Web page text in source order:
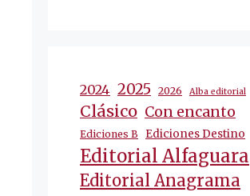
2024 2025 2026 Alba editorial
Clásico Con encanto
Ediciones B Ediciones Destino
Editorial Alfaguara
Editorial Anagrama